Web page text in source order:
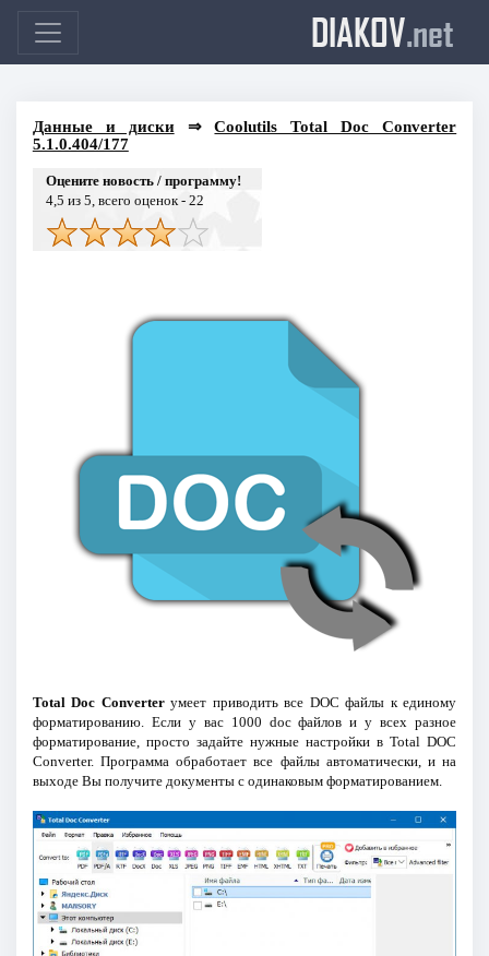
DIAKOV.net
Данные и диски⇒Coolutils Total Doc Converter
5.1.0.404/177
Оцените новость / программу!
4,5 из 5, всего оценок - 22
Total Doc Converterумеет приводить все DOC файлы к единому
форматированию. Если у вас 1000 doc файлов и у всех разное
форматирование, просто задайте нужные настройки в Total DOC
Converter. Программа обработает все файлы автоматически, и на
выходе Вы получите документы с одинаковым форматированием.